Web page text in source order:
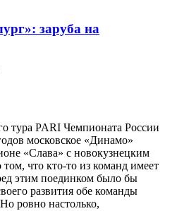
заруба на
тура PARI Чемпионата России
московское «Динамо»
«Слава» с новокузнецким
что кто-то из команд имеет
этим поединком было бы
развития обе команды
ровно настолько,